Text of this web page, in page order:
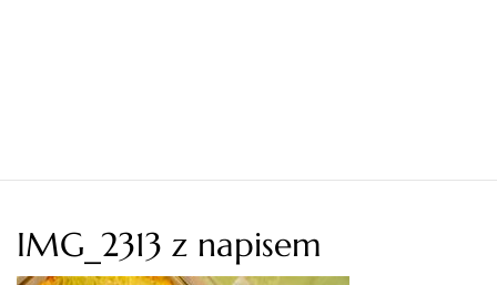
IMG_2313 z napisem